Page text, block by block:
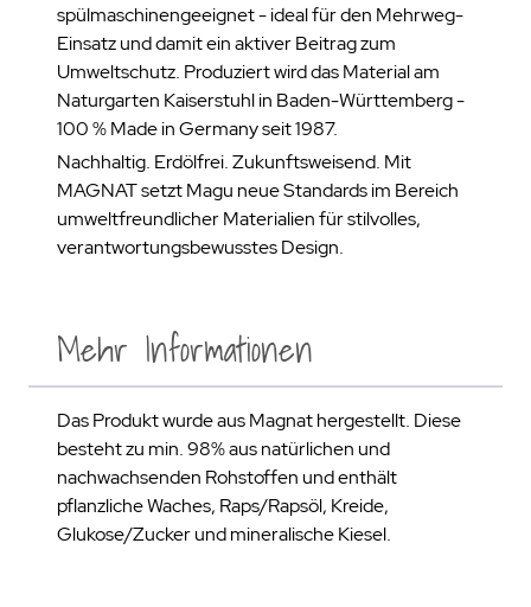
spülmaschinengeeignet - ideal für den Mehrweg-
Einsatz und damit ein aktiver Beitrag zum
Umweltschutz. Produziert wird das Material am
Naturgarten Kaiserstuhl in Baden-Württemberg -
100 % Made in Germany seit 1987.
Nachhaltig. Erdölfrei. Zukunftsweisend. Mit
MAGNAT setzt Magu neue Standards im Bereich
umweltfreundlicher Materialien für stilvolles,
verantwortungsbewusstes Design.
Mehr Informationen
Das Produkt wurde aus Magnat hergestellt. Diese
besteht zu min. 98% aus natürlichen und
nachwachsenden Rohstoffen und enthält
pflanzliche Waches, Raps/Rapsöl, Kreide,
Glukose/Zucker und mineralische Kiesel.